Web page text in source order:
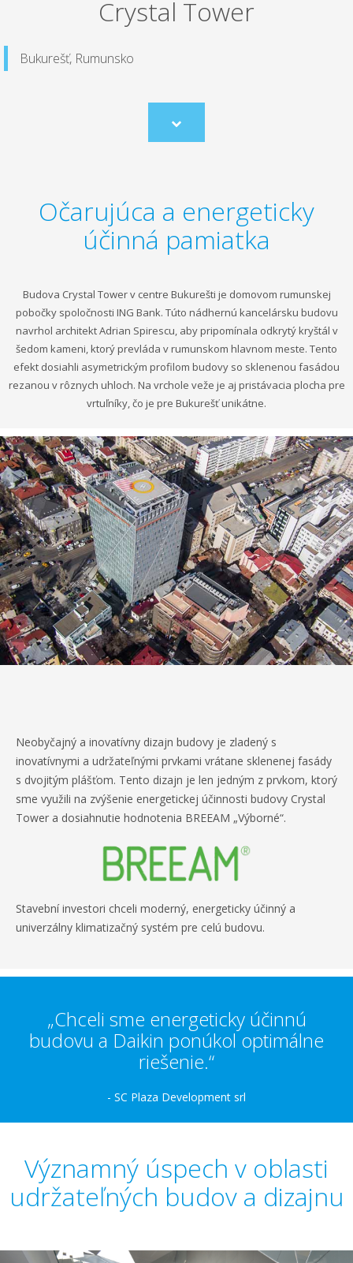
Crystal Tower
Bukurešť, Rumunsko
Scroll
to
Očarujúca a energeticky
účinná pamiatka
Budova Crystal Tower v centre Bukurešti je domovom rumunskej
pobočky spoločnosti ING Bank. Túto nádhernú kancelársku budovu
navrhol architekt Adrian Spirescu, aby pripomínala odkrytý kryštál v
šedom kameni, ktorý prevláda v rumunskom hlavnom meste. Tento
efekt dosiahli asymetrickým profilom budovy so sklenenou fasádou
rezanou v rôznych uhloch. Na vrchole veže je aj pristávacia plocha pre
vrtuľníky, čo je pre Bukurešť unikátne.
Neobyčajný a inovatívny dizajn budovy je zladený s
inovatívnymi a udržateľnými prvkami vrátane sklenenej fasády
s dvojitým plášťom. Tento dizajn je len jedným z prvkom, ktorý
sme využili na zvýšenie energetickej účinnosti budovy Crystal
Tower a dosiahnutie hodnotenia BREEAM „Výborné“.
Stavební investori chceli moderný, energeticky účinný a
univerzálny klimatizačný systém pre celú budovu.
„Chceli sme energeticky účinnú
budovu a Daikin ponúkol optimálne
riešenie.“
- SC Plaza Development srl
Významný úspech v oblasti
udržateľných budov a dizajnu